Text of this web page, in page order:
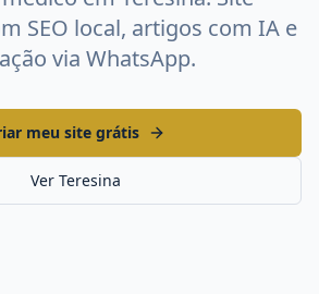
SEO local, artigos com IA e
via WhatsApp.
meu site grátis
Ver Teresina